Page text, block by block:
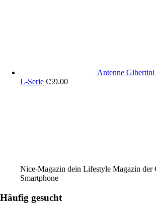
Antenne
L-Serie €59.00
Nice-Magazin dein Lifestyle Magazin der
Smartphone
Häufig gesucht